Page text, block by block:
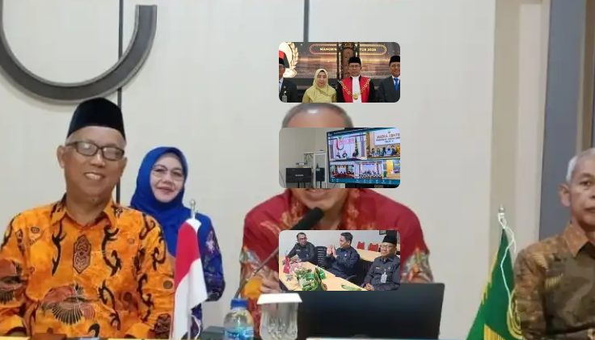
PTA Papua Barat Hadiri Pelantikan
WKPT Papua Barat
6 August 2026
Rapat Berkala Umum serta Monev
Kinerja Kepaniteraan Pengadilan
Agama Sewilayah Hukum PTA
Papua Barat Bulan Agustus
5 August 2026
PTA Papua Barat Hadiri Forum
Konsultasi Publik (FKP) Tahun 2026
Secara Virtual
5 August 2026